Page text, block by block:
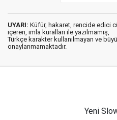
UYARI: Küfür, hakaret, rencide edici
içeren, imla kuralları ile yazılmamış,
Türkçe karakter kullanılmayan ve
onaylanmamaktadır.
Yeni